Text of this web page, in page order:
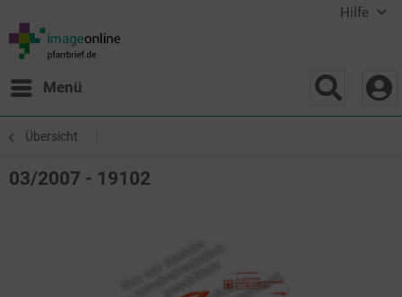
Hilfe
Menü
Übersicht
03/2007 - 19102